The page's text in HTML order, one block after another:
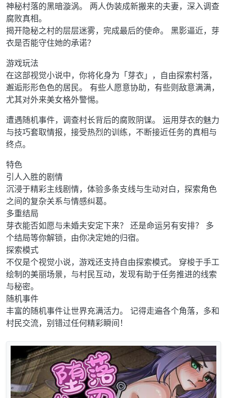
神秘村落的黑暗漩涡。 两人伪装成新搬来的夫妻，深入调查
腐败真相。
揭开隐秘之村的层层迷雾，完成最后的使命。 黑影逼近，芽
衣是否能守住她的承诺？
游戏玩法
在这部视觉小说中，你将化身为「芽衣」，自由探索村落，
邂逅形形色色的居民。 有些人愿意协助，有些则敌意满满，
尤其对外来美女格外警惕。
遭遇随机事件，调查村长背后的腐败阴谋。 运用芽衣的魅力
与技巧套取情报，接受热烈的训练，不断接近任务的真相与
终点。
特色
引人入胜的剧情
沉浸于精彩主线剧情，体验多条支线与生动对白，探索角色
之间的复杂关系与情感纠葛。
多重结局
芽衣能否如愿与未婚夫安定下来？ 还是命运另有安排？ 多
个结局等你解锁，由你决定她的归宿。
探索模式
不仅是个视觉小说，游戏还支持自由探索模式。 穿梭于手工
绘制的美丽场景，与村民互动，发现有助于任务推进的线索
与秘密。
随机事件
丰富的随机事件让世界充满活力。 记得走遍各个角落，多和
村民交流，别错过任何精彩瞬间！